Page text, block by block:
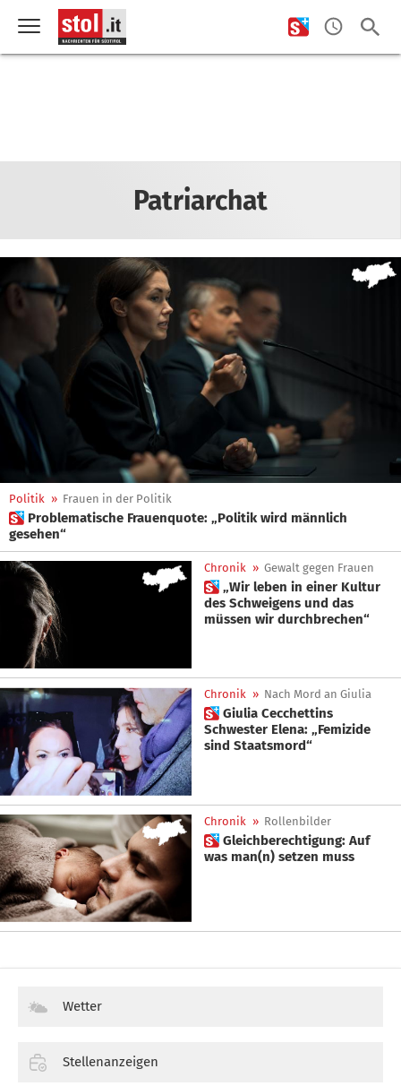
Patriarchat
Politik » Frauen in der Politik
 Problematische Frauenquote: „Politik wird männlich
gesehen“
Chronik » Gewalt gegen Frauen
 „Wir leben in einer Kultur
des Schweigens und das
müssen wir durchbrechen“
Chronik » Nach Mord an Giulia
 Giulia Cecchettins
Schwester Elena: „Femizide
sind Staatsmord“
Chronik » Rollenbilder
 Gleichberechtigung: Auf
was man(n) setzen muss
Wetter
Stellenanzeigen